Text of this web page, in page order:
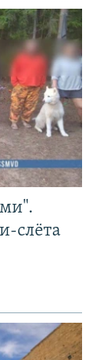
слёта